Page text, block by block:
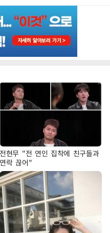
전현무 "전 연인 집착에 친구들과
연락 끊어"